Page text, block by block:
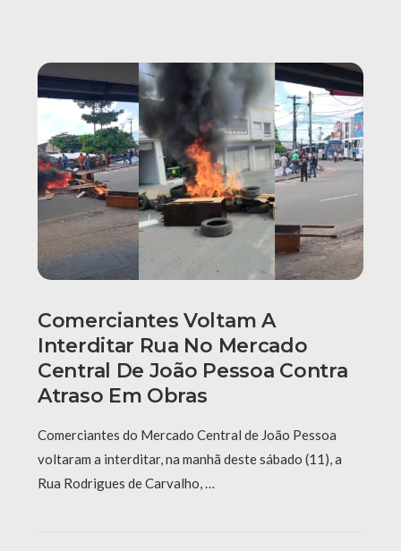
Comerciantes Voltam A
Interditar Rua No Mercado
Central De João Pessoa Contra
Atraso Em Obras
Comerciantes do Mercado Central de João Pessoa
voltaram a interditar, na manhã deste sábado (11), a
Rua Rodrigues de Carvalho, …